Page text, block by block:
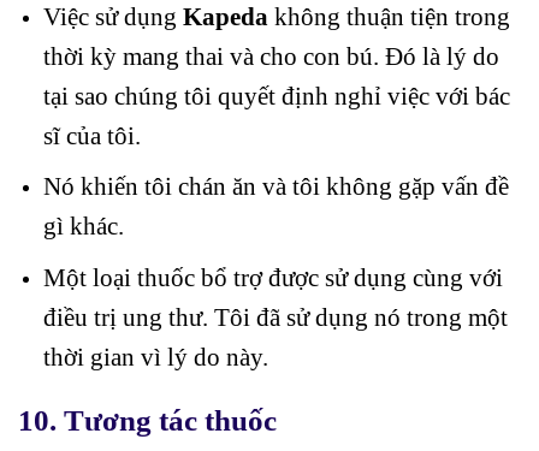
Việc sử dụng Kapeda không thuận tiện trong
thời kỳ mang thai và cho con bú. Đó là lý do
tại sao chúng tôi quyết định nghỉ việc với bác
sĩ của tôi.
Nó khiến tôi chán ăn và tôi không gặp vấn đề
gì khác.
Một loại thuốc bổ trợ được sử dụng cùng với
điều trị ung thư. Tôi đã sử dụng nó trong một
thời gian vì lý do này.
10. Tương tác thuốc